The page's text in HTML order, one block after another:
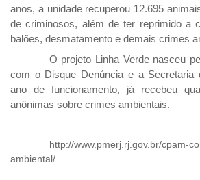
anos, a unidade recuperou 12.695
de criminosos, além de ter reprimido a
balões, desmatamento e demais crimes
O projeto Linha Verde nasceu
com o Disque Denúncia e a Secretaria
ano de funcionamento, já recebeu
anônimas sobre crimes ambientais.
http://www.pmerj.rj.gov.br/cpam-
ambiental/